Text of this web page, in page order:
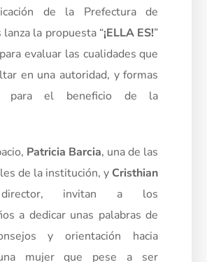
de la Prefectura de
lanza la propuesta “¡ELLA ES!”
evaluar las cualidades que
en una autoridad, y formas
para el beneficio de la
Patricia Barcia, una de las
de la institución, y Cristhian
invitan a los
a dedicar unas palabras de
y orientación hacia
mujer que pese a ser